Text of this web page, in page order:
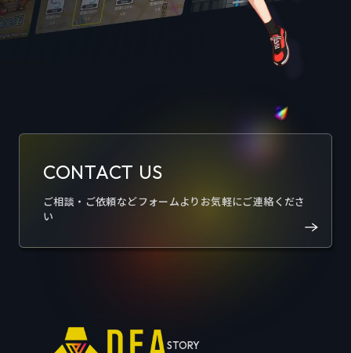
CONTACT US
ご相談・ご依頼などフォームよりお気軽にご連絡くださ
い
STORY